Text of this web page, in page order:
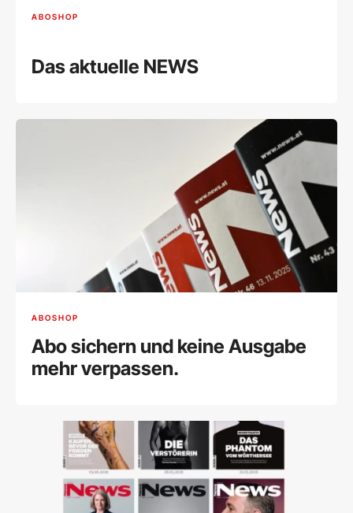
ABOSHOP
Das aktuelle NEWS
ABOSHOP
Abo sichern und keine Ausgabe
mehr verpassen.